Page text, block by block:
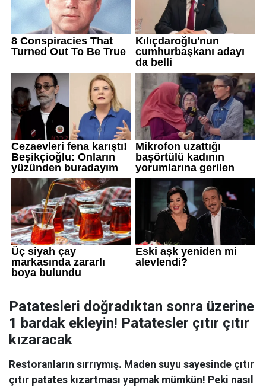
Patatesleri doğradıktan sonra üzerine
1 bardak ekleyin! Patatesler çıtır çıtır
kızaracak
Restoranların sırrıymış. Maden suyu sayesinde çıtır
çıtır patates kızartması yapmak mümkün! Peki nasıl